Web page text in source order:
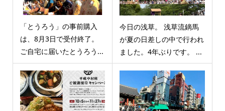
「とうろう」の事前購入
は、8月3日で受付終了。
ご自宅に届いたとうろう...
今日の浅草。 浅草流鏑馬
が夏の日差しの中で行われ
ました。4年ぶりです。 ...